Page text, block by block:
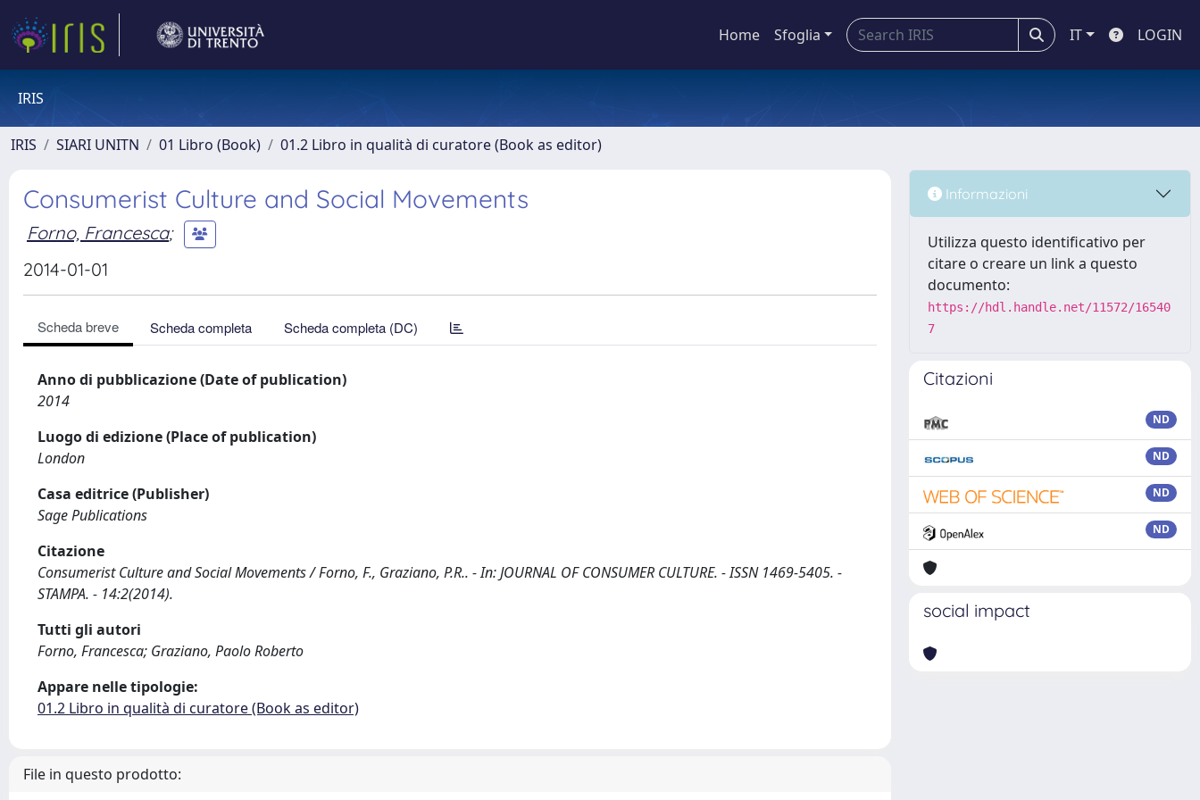
Home Sfoglia IT LOGIN
IRIS
IRIS SIARI UNITN 01 Libro (Book) 01.2 Libro in qualità di curatore (Book as editor)
Consumerist Culture and Social Movements
Forno, Francesca;
2014-01-01
Scheda breve Scheda completa Scheda completa (DC)
Anno di pubblicazione (Date of publication)
2014
Luogo di edizione (Place of publication)
London
Casa editrice (Publisher)
Sage Publications
Citazione
Consumerist Culture and Social Movements / Forno, F., Graziano, P.R.. - In: JOURNAL OF CONSUMER CULTURE. - ISSN 1469-5405. -
STAMPA. - 14:2(2014).
Tutti gli autori
Forno, Francesca; Graziano, Paolo Roberto
Appare nelle tipologie:
01.2 Libro in qualità di curatore (Book as editor)
File in questo prodotto:
Informazioni
Utilizza questo identificativo per
citare o creare un link a questo
documento:
https://hdl.handle.net/11572/16540
7
Citazioni
ND
ND
ND
ND
social impact